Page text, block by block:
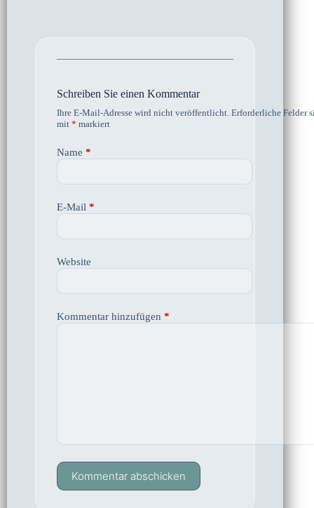
Schreiben Sie einen Kommentar
Ihre E-Mail-Adresse wird nicht veröffentlicht. Erforderliche Felder
mit * markiert
Name *
E-Mail *
Website
Kommentar hinzufügen *
Kommentar abschicken